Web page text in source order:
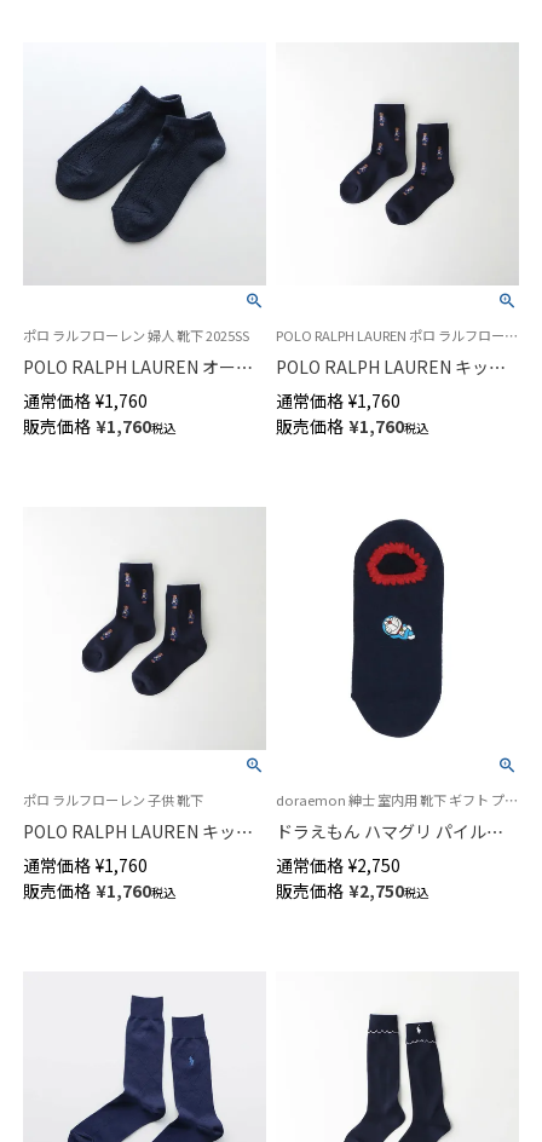
ポロ ラルフローレン 婦人 靴下 2025SS
POLO RALPH LAUREN オープ
ンテクスチャ スニーカー丈 ソ
ックス 日本製 レディース
03207965
通常価格 ¥1,760
販売価格 ¥1,760税込
POLO RALPH LAUREN ポロ ラルフローレンキッズ 子供 靴下
POLO RALPH LAUREN キッズ
ソックス ミニベア ポロベア ク
ルー丈 日本製 04835200
通常価格 ¥1,760
販売価格 ¥1,760税込
ポロ ラルフローレン 子供 靴下
POLO RALPH LAUREN キッズ
ソックス ミニベア ポロベア ク
ルー丈 04863200
通常価格 ¥1,760
販売価格 ¥1,760税込
doraemon 紳士 室内用 靴下 ギフト プレゼント 無料ラッピング
ドラえもん ハマグリ パイルソ
ックス ルームソックス ワンポ
イント刺繍 日本製 メンズ
02465802
通常価格 ¥2,750
販売価格 ¥2,750税込